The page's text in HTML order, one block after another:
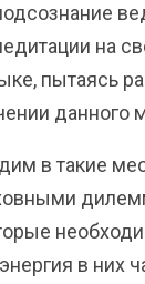
на
пытаясь
данного
в такие
в них